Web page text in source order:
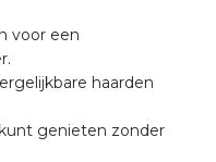
voor een
haarden
genieten zonder